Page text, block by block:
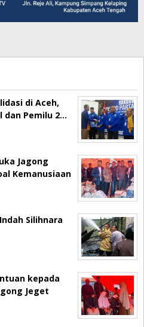
di Aceh,
dan Pemilu 2…
Jagong
Kemanusiaan
Silihnara
kepada
Jeget